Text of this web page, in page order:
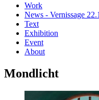
Work
News - Vernissage
Text
Exhibition
Event
About
Mondlicht